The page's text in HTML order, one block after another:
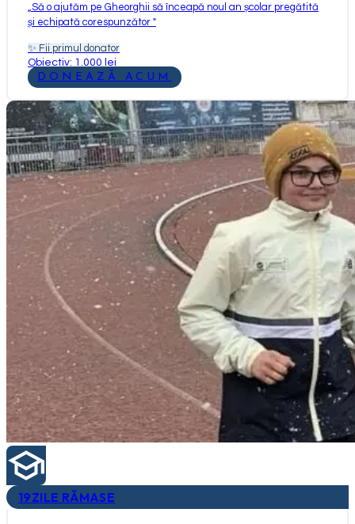
Să o ajutăm pe Gheorghii să înceapă noul an școlar pregătită
și echipată corespunzător "
✨ Fii primul donator
Obiectiv: 1.000 lei
DONEAZĂ ACUM
19ZILE RĂMASE